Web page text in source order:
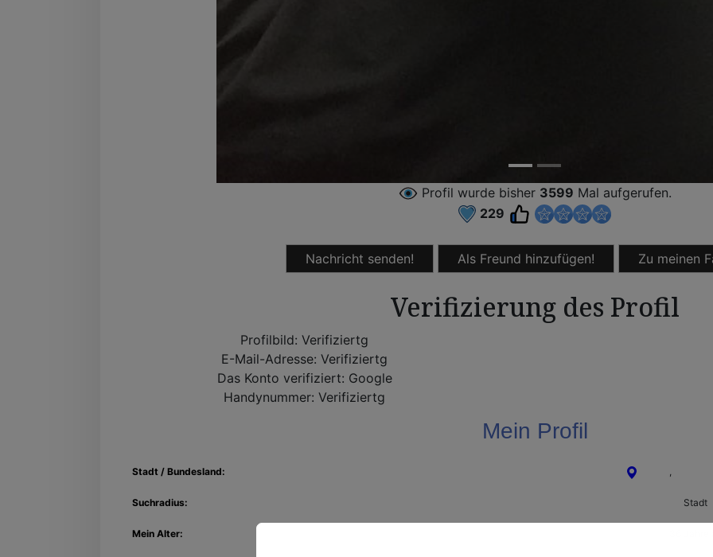
Profil wurde bisher 3599 Mal aufgerufen.
229
Nachricht senden! Als Freund hinzufügen! Zu meinen
Verifizierung des Profil
Profilbild: Verifiziertg
E-Mail-Adresse: Verifiziertg
Das Konto verifiziert: Google
Handynummer: Verifiziertg
Mein Profil
Stadt / Bundesland:
Suchradius: Stadt
Mein Alter: